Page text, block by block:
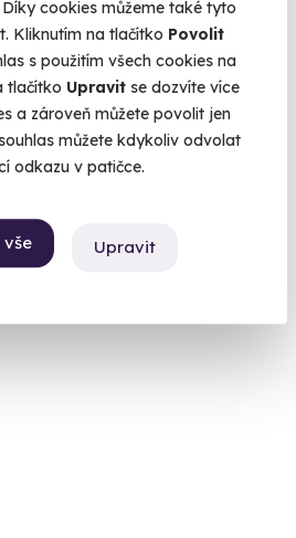
cookies můžeme také tyto
Kliknutím na tlačítko Povolit
s použitím všech cookies na
tlačítko Upravit se dozvíte více
a zároveň můžete povolit jen
můžete kdykoliv odvolat
odkazu v patičce.
Upravit
Boleslav)